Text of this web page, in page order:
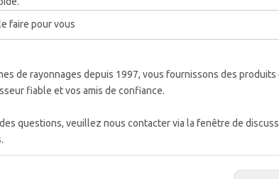
faire pour vous
de rayonnages depuis 1997, vous fournissons des produits
fiable et vos amis de confiance.
questions, veuillez nous contacter via la fenêtre de